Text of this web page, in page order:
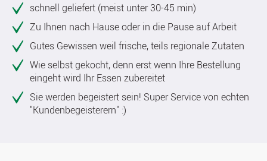
schnell geliefert (meist unter 30-45 min)
Zu Ihnen nach Hause oder in die Pause auf Arbeit
Gutes Gewissen weil frische, teils regionale Zutaten
Wie selbst gekocht, denn erst wenn Ihre Bestellung
eingeht wird Ihr Essen zubereitet
Sie werden begeistert sein! Super Service von echten
"Kundenbegeisterern" :)